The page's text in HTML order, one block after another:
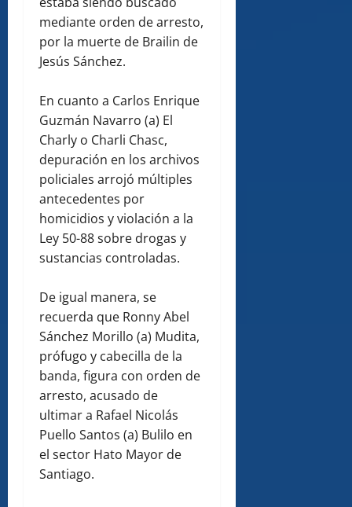
mediante orden de arresto,
por la muerte de Brailin de
Jesús Sánchez.
En cuanto a Carlos Enrique
Guzmán Navarro (a) El
Charly o Charli Chasc,
depuración en los archivos
policiales arrojó múltiples
antecedentes por
homicidios y violación a la
Ley 50-88 sobre drogas y
sustancias controladas.
De igual manera, se
recuerda que Ronny Abel
Sánchez Morillo (a) Mudita,
prófugo y cabecilla de la
banda, figura con orden de
arresto, acusado de
ultimar a Rafael Nicolás
Puello Santos (a) Bulilo en
el sector Hato Mayor de
Santiago.